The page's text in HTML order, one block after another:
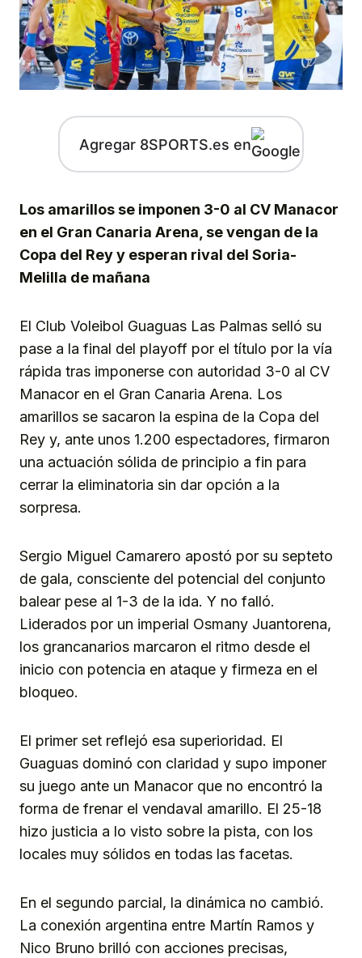
Agregar 8SPORTS.es en
Los amarillos se imponen 3-0 al CV Manacor
en el Gran Canaria Arena, se vengan de la
Copa del Rey y esperan rival del Soria-
Melilla de mañana
El Club Voleibol Guaguas Las Palmas selló su
pase a la final del playoff por el título por la vía
rápida tras imponerse con autoridad 3-0 al CV
Manacor en el Gran Canaria Arena. Los
amarillos se sacaron la espina de la Copa del
Rey y, ante unos 1.200 espectadores, firmaron
una actuación sólida de principio a fin para
cerrar la eliminatoria sin dar opción a la
sorpresa.
Sergio Miguel Camarero apostó por su septeto
de gala, consciente del potencial del conjunto
balear pese al 1-3 de la ida. Y no falló.
Liderados por un imperial Osmany Juantorena,
los grancanarios marcaron el ritmo desde el
inicio con potencia en ataque y firmeza en el
bloqueo.
El primer set reflejó esa superioridad. El
Guaguas dominó con claridad y supo imponer
su juego ante un Manacor que no encontró la
forma de frenar el vendaval amarillo. El 25-18
hizo justicia a lo visto sobre la pista, con los
locales muy sólidos en todas las facetas.
En el segundo parcial, la dinámica no cambió.
La conexión argentina entre Martín Ramos y
Nico Bruno brilló con acciones precisas,